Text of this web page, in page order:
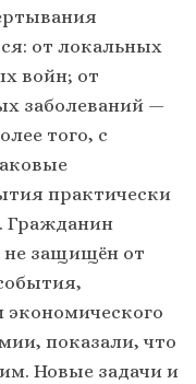
от локальных
войн; от
заболеваний —
того, с
практически
Гражданин
не защищён от
экономического
показали, что
Новые задачи и